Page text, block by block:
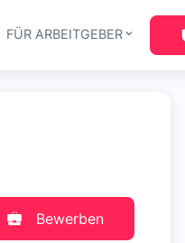
FÜR ARBEITGEBER
Bewerben